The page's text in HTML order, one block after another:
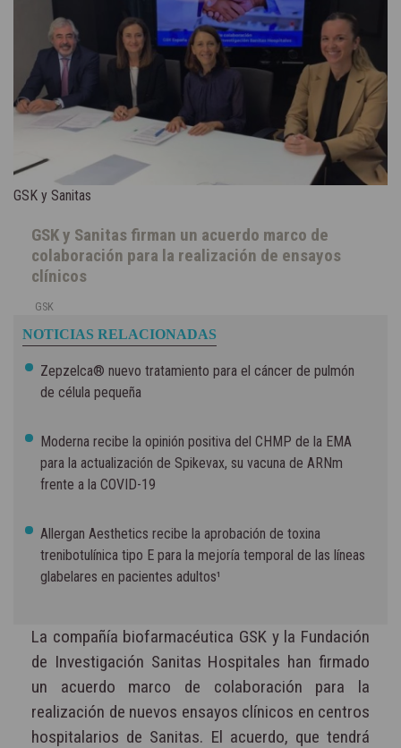
GSK y Sanitas
GSK y Sanitas firman un acuerdo marco de
colaboración para la realización de ensayos
clínicos
GSK
NOTICIAS RELACIONADAS
Zepzelca® nuevo tratamiento para el cáncer de pulmón
de célula pequeña
Moderna recibe la opinión positiva del CHMP de la EMA
para la actualización de Spikevax, su vacuna de ARNm
frente a la COVID-19
Allergan Aesthetics recibe la aprobación de toxina
trenibotulínica tipo E para la mejoría temporal de las líneas
glabelares en pacientes adultos¹
La compañía biofarmacéutica GSK y la Fundación
de Investigación Sanitas Hospitales han firmado
un acuerdo marco de colaboración para la
realización de nuevos ensayos clínicos en centros
hospitalarios de Sanitas. El acuerdo, que tendrá